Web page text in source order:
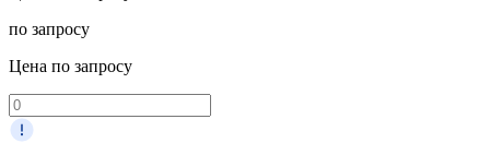
по запросу
Цена по запросу